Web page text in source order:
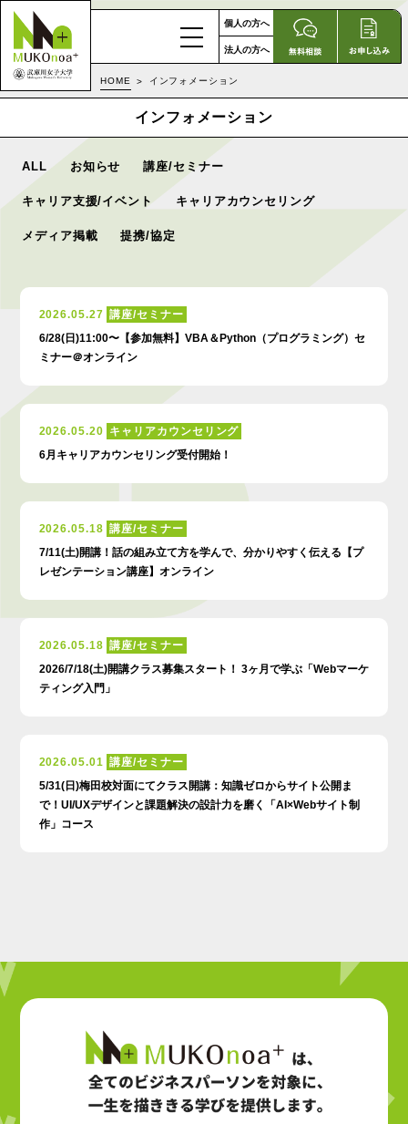
個人の方へ
法人の方へ
HOME インフォメーション
インフォメーション
ALL お知らせ 講座/セミナー
キャリア支援/イベント キャリアカウンセリング
メディア掲載 提携/協定
2026.05.27 講座/セミナー
6/28(日)11:00〜【参加無料】VBA＆Python（プログラミング）セ
ミナー＠オンライン
2026.05.20 キャリアカウンセリング
6月キャリアカウンセリング受付開始！
2026.05.18 講座/セミナー
7/11(土)開講！話の組み立て方を学んで、分かりやすく伝える【プ
レゼンテーション講座】オンライン
2026.05.18 講座/セミナー
2026/7/18(土)開講クラス募集スタート！ 3ヶ月で学ぶ「Webマーケ
ティング入門」
2026.05.01 講座/セミナー
5/31(日)梅田校対面にてクラス開講：知識ゼロからサイト公開ま
で！UI/UXデザインと課題解決の設計力を磨く「AI×Webサイト制
作」コース